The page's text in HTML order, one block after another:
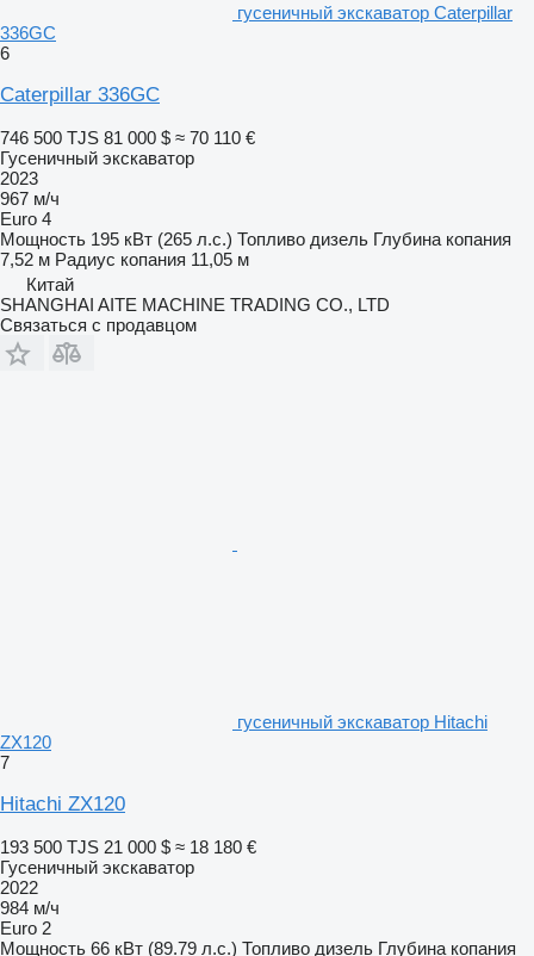
гусеничный экскаватор Caterpillar
336GC
6
Caterpillar 336GC
746 500 TJS 81 000 $ ≈ 70 110 €
Гусеничный экскаватор
2023
967 м/ч
Euro 4
Мощность 195 кВт (265 л.с.) Топливо дизель Глубина копания
7,52 м Радиус копания 11,05 м
Китай
SHANGHAI AITE MACHINE TRADING CO., LTD
Связаться с продавцом
гусеничный экскаватор Hitachi
ZX120
7
Hitachi ZX120
193 500 TJS 21 000 $ ≈ 18 180 €
Гусеничный экскаватор
2022
984 м/ч
Euro 2
Мощность 66 кВт (89.79 л.с.) Топливо дизель Глубина копания